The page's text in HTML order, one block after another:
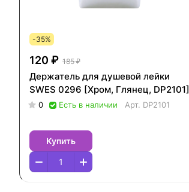
-35%
120 ₽ 185 ₽
Держатель для душевой лейки
SWES 0296 [Хром, Глянец, DP2101]
0 Есть в наличии Арт. DP2101
Купить